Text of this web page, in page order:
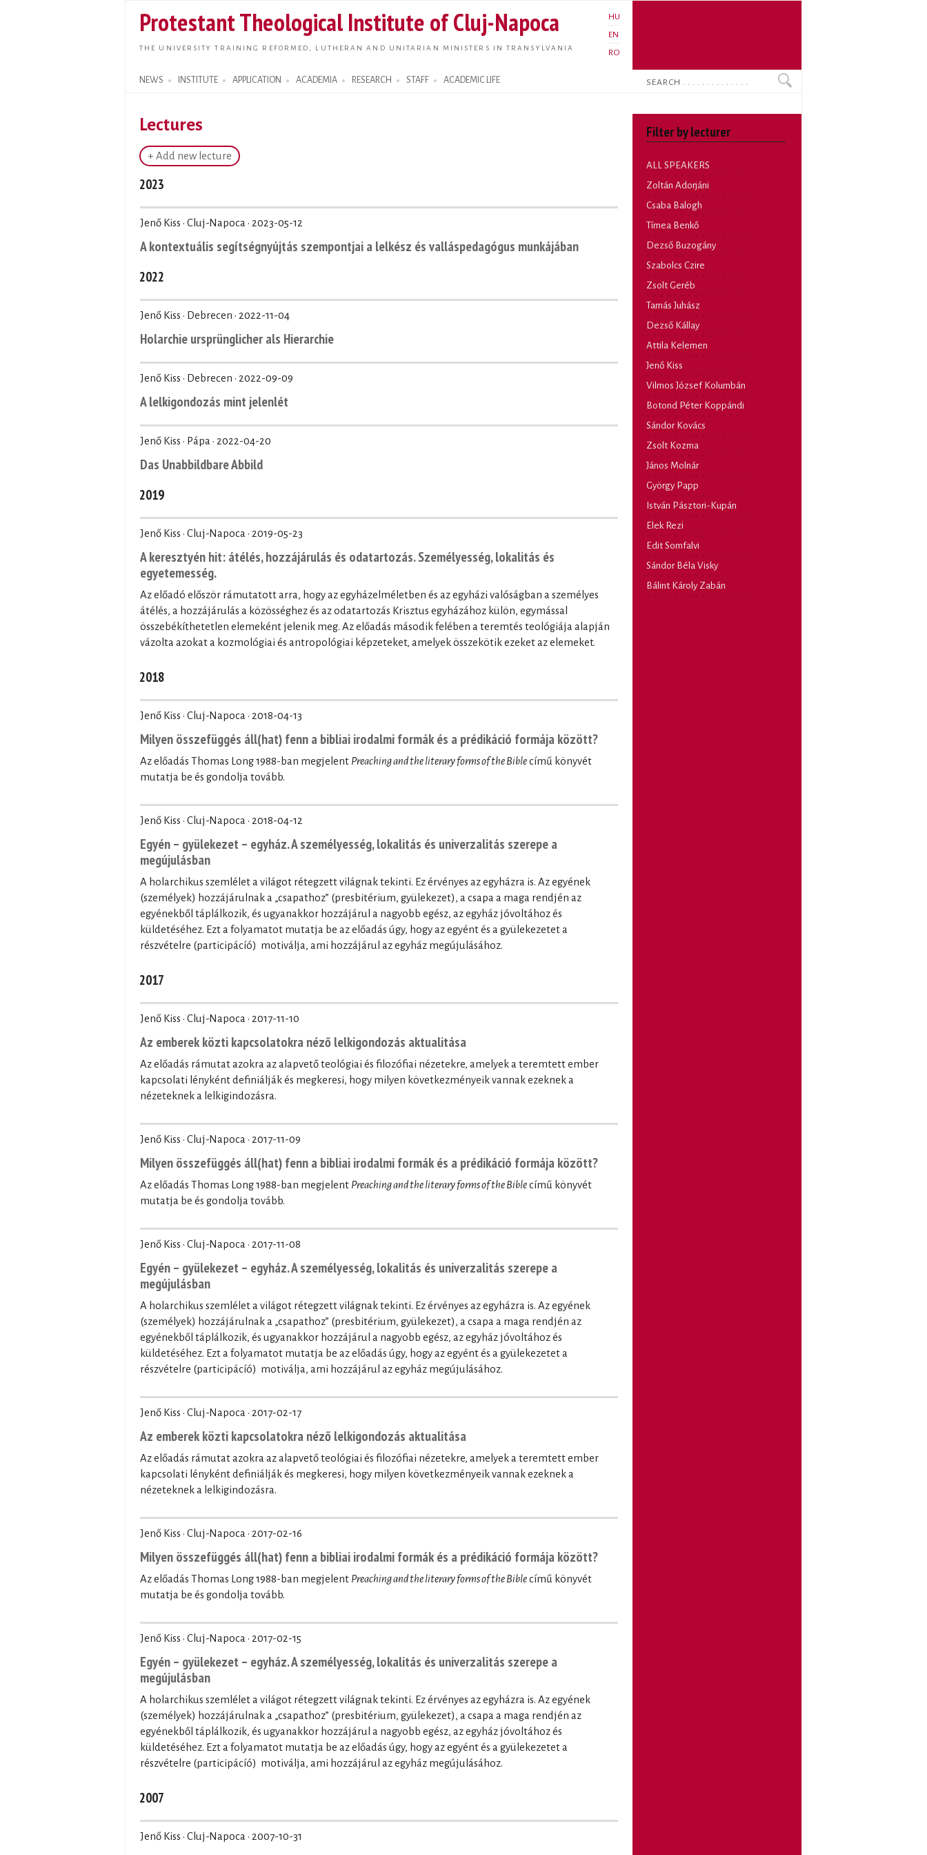
main
content
Protestant Theological Institute of Cluj-Napoca
THE UNIVERSITY TRAINING REFORMED, LUTHERAN AND UNITARIAN MINISTERS IN TRANSYLVANIA
HU
EN
RO
NEWS INSTITUTE APPLICATION ACADEMIA RESEARCH STAFF ACADEMIC LIFE
Search form
Search
Lectures
+ Add new lecture
2023
Jenő Kiss · Cluj-Napoca · 2023-05-12
A kontextuális segítségnyújtás szempontjai a lelkész és valláspedagógus munkájában
2022
Jenő Kiss · Debrecen · 2022-11-04
Holarchie ursprünglicher als Hierarchie
Jenő Kiss · Debrecen · 2022-09-09
A lelkigondozás mint jelenlét
Jenő Kiss · Pápa · 2022-04-20
Das Unabbildbare Abbild
2019
Jenő Kiss · Cluj-Napoca · 2019-05-23
A keresztyén hit: átélés, hozzájárulás és odatartozás. Személyesség, lokalitás és
egyetemesség.
Az előadó először rámutatott arra, hogy az egyházelméletben és az egyházi valóságban a személyes
átélés, a hozzájárulás a közösséghez és az odatartozás Krisztus egyházához külön, egymással
összebékíthetetlen elemeként jelenik meg. Az előadás második felében a teremtés teológiája alapján
vázolta azokat a kozmológiai és antropológiai képzeteket, amelyek összekötik ezeket az elemeket.
2018
Jenő Kiss · Cluj-Napoca · 2018-04-13
Milyen összefüggés áll(hat) fenn a bibliai irodalmi formák és a prédikáció formája között?
Az előadás Thomas Long 1988-ban megjelent Preaching and the literary forms of the Biblecímű könyvét
mutatja be és gondolja tovább.
Jenő Kiss · Cluj-Napoca · 2018-04-12
Egyén – gyülekezet – egyház. A személyesség, lokalitás és univerzalitás szerepe a
megújulásban
A holarchikus szemlélet a világot rétegzett világnak tekinti. Ez érvényes az egyházra is. Az egyének
(személyek) hozzájárulnak a „csapathoz” (presbitérium, gyülekezet), a csapa a maga rendjén az
egyénekből táplálkozik, és ugyanakkor hozzájárul a nagyobb egész, az egyház jóvoltához és
küldetéséhez. Ezt a folyamatot mutatja be az előadás úgy, hogy az egyént és a gyülekezetet a
részvételre (participácíó) motiválja, ami hozzájárul az egyház megújulásához.
2017
Jenő Kiss · Cluj-Napoca · 2017-11-10
Az emberek közti kapcsolatokra néző lelkigondozás aktualitása
Az előadás rámutat azokra az alapvető teológiai és filozófiai nézetekre, amelyek a teremtett ember
kapcsolati lényként definiálják és megkeresi, hogy milyen következményeik vannak ezeknek a
nézeteknek a lelkigindozásra.
Jenő Kiss · Cluj-Napoca · 2017-11-09
Milyen összefüggés áll(hat) fenn a bibliai irodalmi formák és a prédikáció formája között?
Az előadás Thomas Long 1988-ban megjelent Preaching and the literary forms of the Biblecímű könyvét
mutatja be és gondolja tovább.
Jenő Kiss · Cluj-Napoca · 2017-11-08
Egyén – gyülekezet – egyház. A személyesség, lokalitás és univerzalitás szerepe a
megújulásban
A holarchikus szemlélet a világot rétegzett világnak tekinti. Ez érvényes az egyházra is. Az egyének
(személyek) hozzájárulnak a „csapathoz” (presbitérium, gyülekezet), a csapa a maga rendjén az
egyénekből táplálkozik, és ugyanakkor hozzájárul a nagyobb egész, az egyház jóvoltához és
küldetéséhez. Ezt a folyamatot mutatja be az előadás úgy, hogy az egyént és a gyülekezetet a
részvételre (participácíó) motiválja, ami hozzájárul az egyház megújulásához.
Jenő Kiss · Cluj-Napoca · 2017-02-17
Az emberek közti kapcsolatokra néző lelkigondozás aktualitása
Az előadás rámutat azokra az alapvető teológiai és filozófiai nézetekre, amelyek a teremtett ember
kapcsolati lényként definiálják és megkeresi, hogy milyen következményeik vannak ezeknek a
nézeteknek a lelkigindozásra.
Jenő Kiss · Cluj-Napoca · 2017-02-16
Milyen összefüggés áll(hat) fenn a bibliai irodalmi formák és a prédikáció formája között?
Az előadás Thomas Long 1988-ban megjelent Preaching and the literary forms of the Biblecímű könyvét
mutatja be és gondolja tovább.
Jenő Kiss · Cluj-Napoca · 2017-02-15
Egyén – gyülekezet – egyház. A személyesség, lokalitás és univerzalitás szerepe a
megújulásban
A holarchikus szemlélet a világot rétegzett világnak tekinti. Ez érvényes az egyházra is. Az egyének
(személyek) hozzájárulnak a „csapathoz” (presbitérium, gyülekezet), a csapa a maga rendjén az
egyénekből táplálkozik, és ugyanakkor hozzájárul a nagyobb egész, az egyház jóvoltához és
küldetéséhez. Ezt a folyamatot mutatja be az előadás úgy, hogy az egyént és a gyülekezetet a
részvételre (participácíó) motiválja, ami hozzájárul az egyház megújulásához.
2007
Jenő Kiss · Cluj-Napoca · 2007-10-31
Filter by lecturer
ALL SPEAKERS
Zoltán Adorjáni
Csaba Balogh
Tímea Benkő
Dezső Buzogány
Szabolcs Czire
Zsolt Geréb
Tamás Juhász
Dezső Kállay
Attila Kelemen
Jenő Kiss
Vilmos József Kolumbán
Botond Péter Koppándi
Sándor Kovács
Zsolt Kozma
János Molnár
György Papp
István Pásztori-Kupán
Elek Rezi
Edit Somfalvi
Sándor Béla Visky
Bálint Károly Zabán